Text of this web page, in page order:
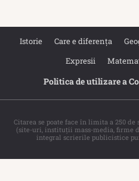
Istorie Care e diferența
Expresii
Politica de utilizare a
Citarea se poate face în limita a 250
(site-uri, instituţii mass-media, firme
integral scrierile publicistice